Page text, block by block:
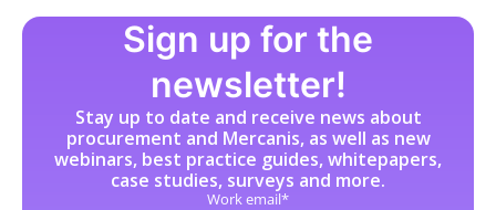
H
Indirekte Beschaffung
J
Sign up for the
newsletter!
Stay up to date and receive news about
procurement and Mercanis, as well as new
webinars, best practice guides, whitepapers,
case studies, surveys and more.
Work email*